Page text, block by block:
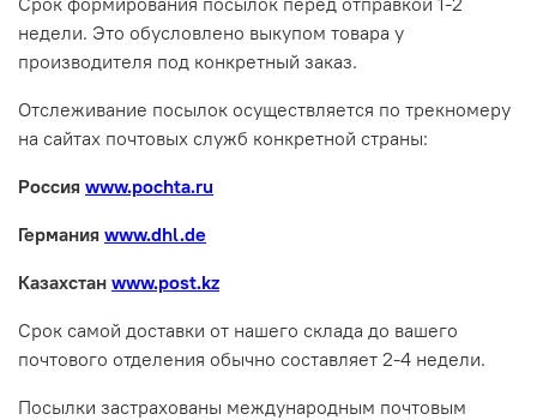
недели. Это обусловлено выкупом товара у
производителя под конкретный заказ.
Отслеживание посылок осуществляется по трекномеру
на сайтах почтовых служб конкретной страны:
Россия www.pochta.ru
Германия www.dhl.de
Казахстан www.post.kz
Срок самой доставки от нашего склада до вашего
почтового отделения обычно составляет 2-4 недели.
Посылки застрахованы международным почтовым